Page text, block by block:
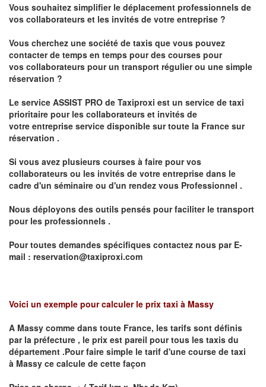
Vous souhaitez simplifier le déplacement professionnels de
vos collaborateurs et les invités de votre entreprise ?
Vous cherchez une société de taxis que vous pouvez
contacter de temps en temps pour des courses pour
vos collaborateurs pour un transport régulierou une simple
réservation ?
Le service ASSIST PRO de Taxiproxi est un service de taxi
prioritaire pour les collaborateurs et invités de
votre entreprise service disponible sur toute la France sur
réservation .
Si vous avez plusieurs courses à faire pour vos
collaborateurs ou les invités de votre entreprise dans le
cadre d'un séminaire ou d'un rendez vous Professionnel .
Nous déployons des outils pensés pour faciliter le transport
pour les professionnels .
Pour toutes demandes spécifiques contactez nous par E-
mail : reservation@taxiproxi.com
Voici un exemple pour calculer le prix taxi à Massy
A Massy comme dans toute France, les tarifs sont définis
par la préfecture , le prix est pareil pour tous les taxis du
département .Pour faire simple le tarif d'une course de taxi
à Massy ce calcule de cette façon